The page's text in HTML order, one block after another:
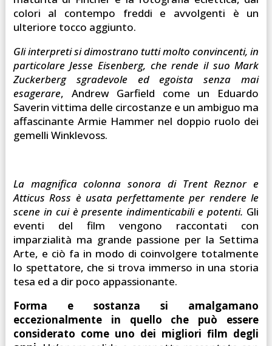
colori al contempo freddi e avvolgenti è un
ulteriore tocco aggiunto.
Gli interpreti si dimostrano tutti molto convincenti, in
particolare Jesse Eisenberg, che rende il suo Mark
Zuckerberg sgradevole ed egoista senza mai
esagerare, Andrew Garfield come un Eduardo
Saverin vittima delle circostanze e un ambiguo ma
affascinante Armie Hammer nel doppio ruolo dei
gemelli Winklevoss.
La magnifica colonna sonora di Trent Reznor e
Atticus Ross è usata perfettamente per rendere le
scene in cui è presente indimenticabili e potenti. Gli
eventi del film vengono raccontati con
imparzialità ma grande passione per la Settima
Arte, e ciò fa in modo di coinvolgere totalmente
lo spettatore, che si trova immerso in una storia
tesa ed a dir poco appassionante.
Forma e sostanza si amalgamano
eccezionalmente in quello che può essere
considerato come uno dei migliori film degli